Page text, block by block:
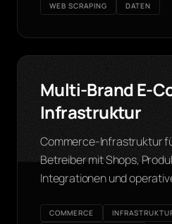
WEB SCRAPING DATEN
Multi-Brand E-
Infrastruktur
Commerce-Infrastruktur
Betreiber mit Shops,
Integrationen und
COMMERCE